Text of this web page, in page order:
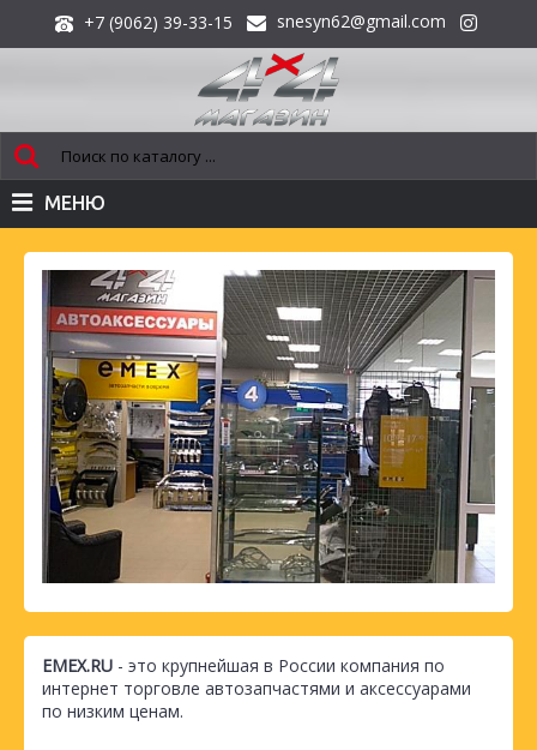
+7 (9062) 39-33-15 snesyn62@gmail.com
МЕНЮ
EMEX.RU - это крупнейшая в России компания по
интернет торговле автозапчастями и аксессуарами
по низким ценам.